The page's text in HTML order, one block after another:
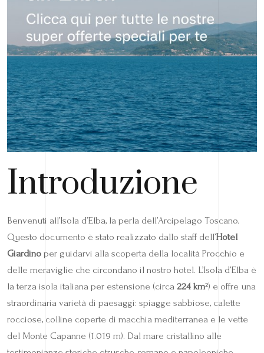
Introduzione
Benvenuti all’Isola d’Elba, la perla dell’Arcipelago Toscano.
Questo documento è stato realizzato dallo staff dell’Hotel
Giardino per guidarvi alla scoperta della località Procchio e
delle meraviglie che circondano il nostro hotel. L’Isola d’Elba è
la terza isola italiana per estensione (circa 224 km²) e offre una
straordinaria varietà di paesaggi: spiagge sabbiose, calette
rocciose, colline coperte di macchia mediterranea e le vette
del Monte Capanne (1.019 m). Dal mare cristallino alle